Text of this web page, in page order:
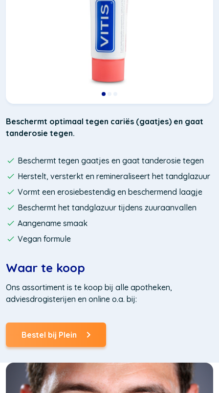
Beschermt optimaal tegen cariës (gaatjes) en gaat
tanderosie tegen.
Beschermt tegen gaatjes en gaat tanderosie tegen
Herstelt, versterkt en remineraliseert het tandglazuur
Vormt een erosiebestendig en beschermend laagje
Beschermt het tandglazuur tijdens zuuraanvallen
Aangename smaak
Vegan formule
Waar te koop
Ons assortiment is te koop bij alle apotheken,
adviesdrogisterijen en online o.a. bij:
Bestel bij Plein
(Opent
in
nieuw
venster)